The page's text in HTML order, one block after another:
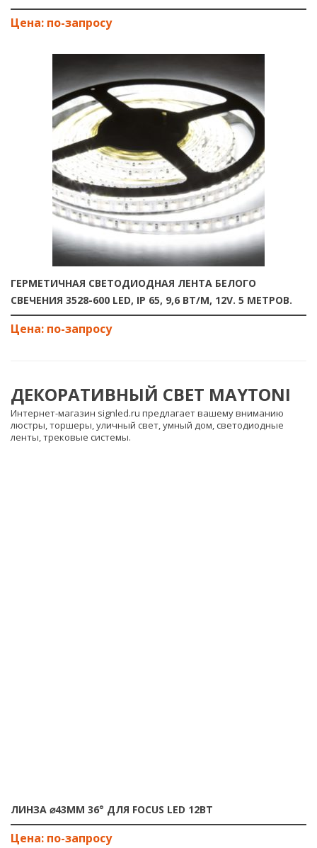
ГЕРМЕТИЧНАЯ СВЕТОДИОДНАЯ ЛЕНТА БЕЛОГО
СВЕЧЕНИЯ 3528-600 LED, IP 65, 9,6 ВТ/М, 12V. 5 МЕТРОВ.
ДЕКОРАТИВНЫЙ СВЕТ MAYTONI
Интернет-магазин signled.ru предлагает вашему вниманию
люстры, торшеры, уличный свет, умный дом, светодиодные
ленты, трековые системы.
ЛИНЗА ⌀43MM 36° ДЛЯ FOCUS LED 12ВТ